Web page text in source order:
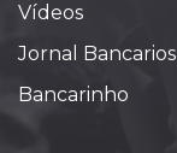
Vídeos
Jornal Bancarios
Bancarinho